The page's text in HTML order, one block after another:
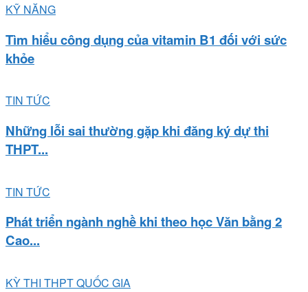
KỸ NĂNG
Tìm hiểu công dụng của vitamin B1 đối với sức
khỏe
TIN TỨC
Những lỗi sai thường gặp khi đăng ký dự thi
THPT...
TIN TỨC
Phát triển ngành nghề khi theo học Văn bằng 2
Cao...
KỲ THI THPT QUỐC GIA